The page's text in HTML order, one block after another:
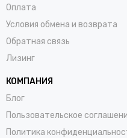
Оплата
Условия обмена и возврата
Обратная связь
Лизинг
КОМПАНИЯ
Блог
Пользовательское
Политика